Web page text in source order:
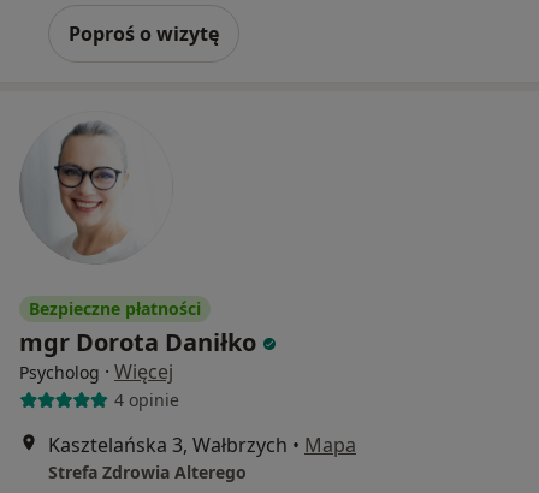
Poproś o wizytę
Bezpieczne płatności
mgr Dorota Daniłko
Psycholog · Więcej
4 opinie
Kasztelańska 3, Wałbrzych • Mapa
Strefa Zdrowia Alterego